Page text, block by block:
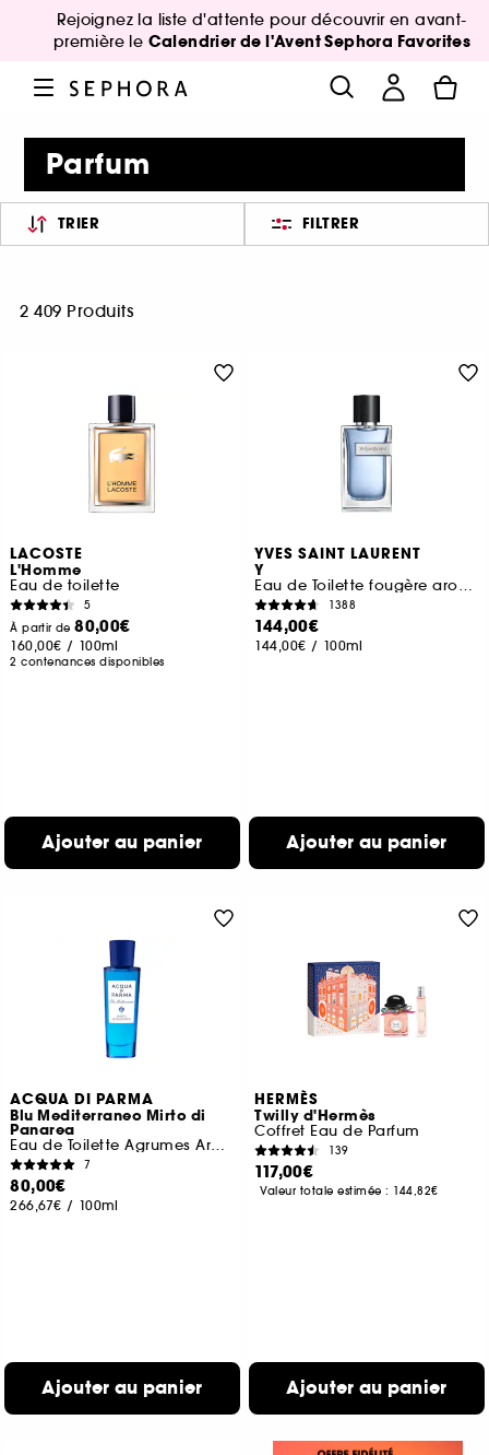
Rejoignez la liste d'attente pour découvrir en avant-
première le Calendrier de l'Avent Sephora Favorites
Parfum
TRIER FILTRER
2 409 Produits
LACOSTE
L'Homme
Eau de toilette
5
À partir de80,00€
160,00€ / 100ml
2 contenances disponibles
Ajouter au panier
YVES SAINT LAURENT
Y
Eau de Toilette fougère aromatique pour homme
1388
144,00€
144,00€ / 100ml
Ajouter au panier
ACQUA DI PARMA
Blu Mediterraneo Mirto di
Panarea
Eau de Toilette Agrumes Aromatiques
7
80,00€
266,67€ / 100ml
Ajouter au panier
HERMÈS
Twilly d'Hermès
Coffret Eau de Parfum
139
117,00€
Valeur totale estimée : 144,82€
Ajouter au panier